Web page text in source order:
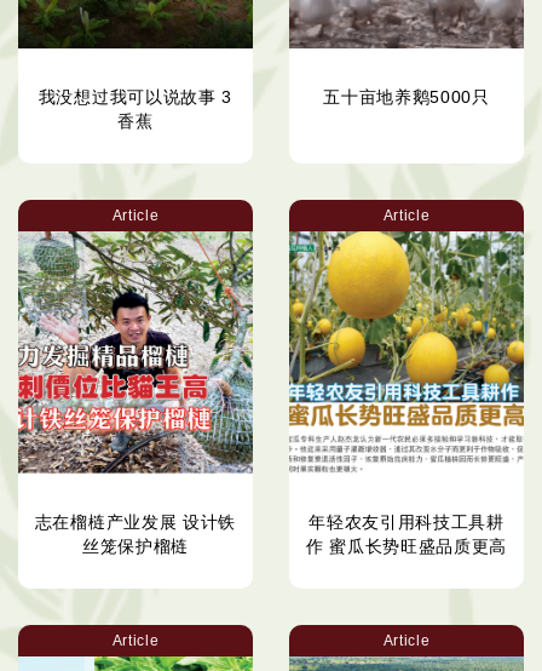
我没想过我可以说故事 3
香蕉
五十亩地养鹅5000只
Article
志在榴梿产业发展 设计铁
丝笼保护榴梿
Article
年轻农友引用科技工具耕
作 蜜瓜长势旺盛品质更高
Article Article